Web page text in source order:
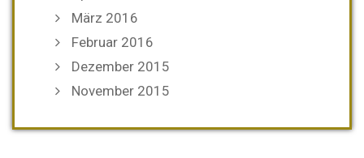
März 2016
Februar 2016
Dezember 2015
November 2015